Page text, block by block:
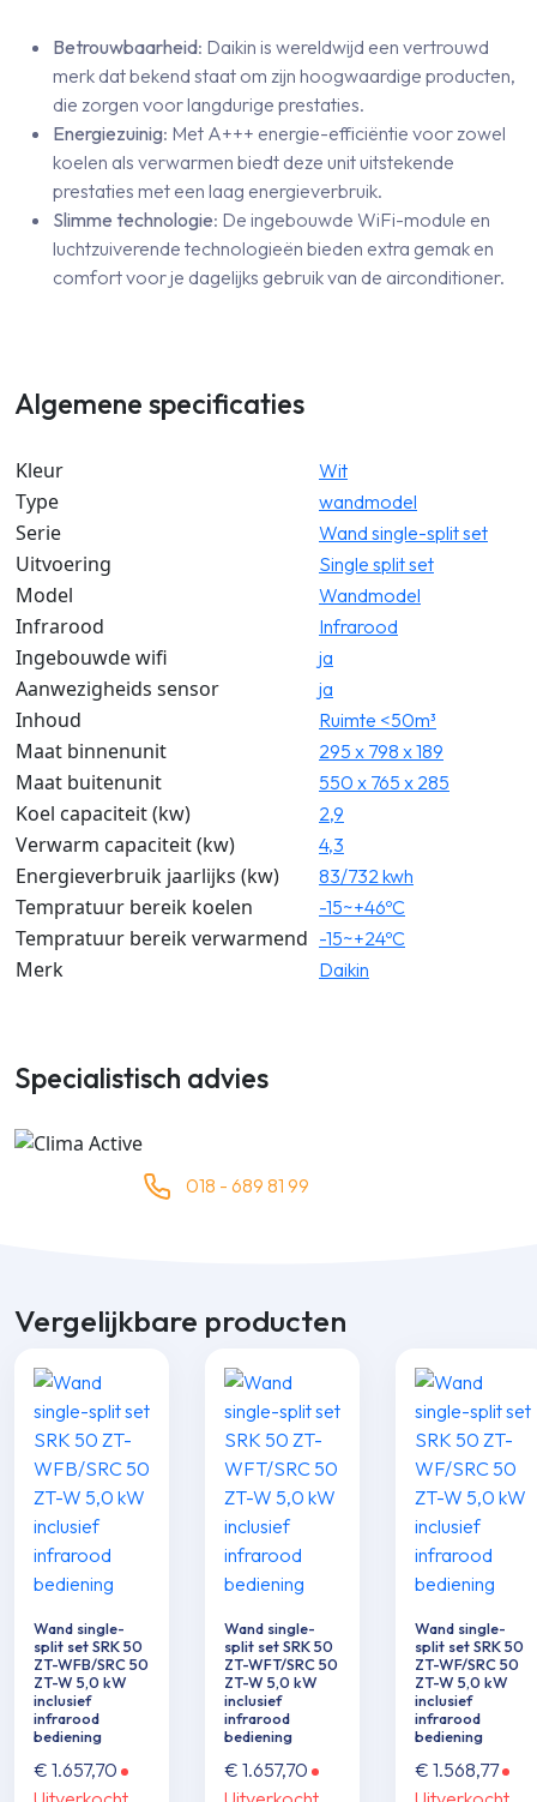
Betrouwbaarheid: Daikin is wereldwijd een vertrouwd
merk dat bekend staat om zijn hoogwaardige producten,
die zorgen voor langdurige prestaties.
Energiezuinig: Met A+++ energie-efficiëntie voor zowel
koelen als verwarmen biedt deze unit uitstekende
prestaties met een laag energieverbruik.
Slimme technologie: De ingebouwde WiFi-module en
luchtzuiverende technologieën bieden extra gemak en
comfort voor je dagelijks gebruik van de airconditioner.
Algemene specificaties
Kleur Wit
Type wandmodel
Serie Wand single-split set
Uitvoering Single split set
Model Wandmodel
Infrarood Infrarood
Ingebouwde wifi ja
Aanwezigheids sensor ja
Inhoud Ruimte <50m³
Maat binnenunit 295 x 798 x 189
Maat buitenunit 550 x 765 x 285
Koel capaciteit (kw) 2,9
Verwarm capaciteit (kw) 4,3
Energieverbruik jaarlijks (kw) 83/732 kwh
Tempratuur bereik koelen -15~+46ºC
Tempratuur bereik verwarmend -15~+24ºC
Merk Daikin
Specialistisch advies
018 - 689 81 99
Vergelijkbare producten
Wand single-
split set SRK 50
ZT-WFB/SRC 50
ZT-W 5,0 kW
inclusief
infrarood
bediening
€ 1.657,70
Wand single-
split set SRK 50
ZT-WFT/SRC 50
ZT-W 5,0 kW
inclusief
infrarood
bediening
€ 1.657,70
Wand single-
split set SRK 50
ZT-WF/SRC 50
ZT-W 5,0 kW
inclusief
infrarood
bediening
€ 1.568,77